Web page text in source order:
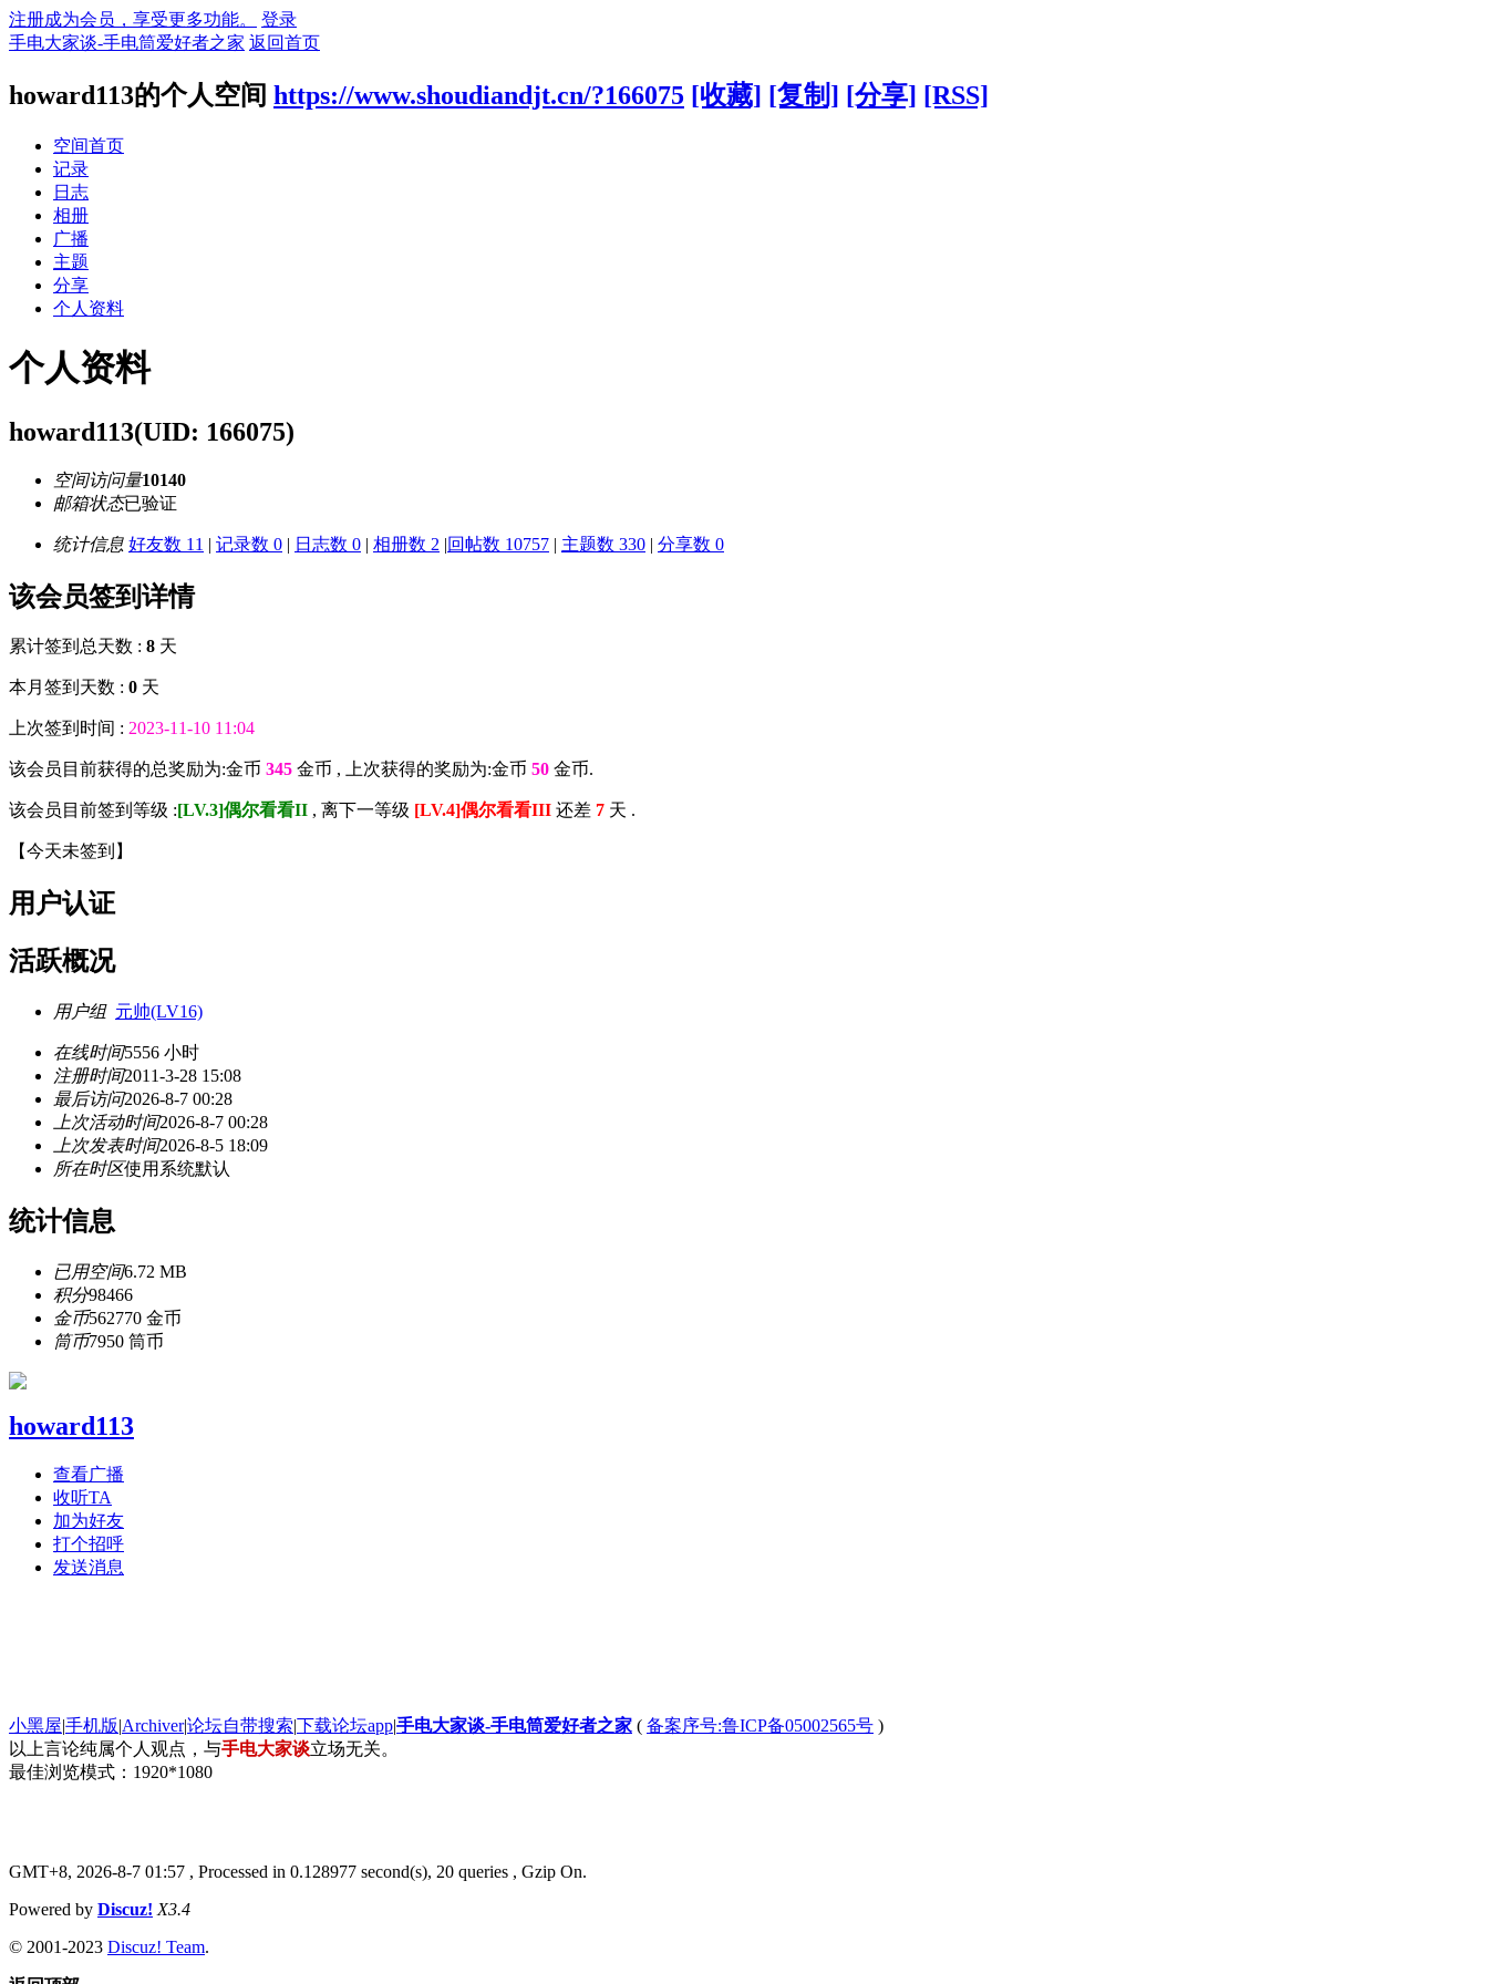
注册成为会员，享受更多功能。
登录
手电大家谈-手电筒爱好者之家 返回首页
howard113的个人空间 https://www.shoudiandjt.cn/?166075 [收藏] [复制] [分享] [RSS]
空间首页
记录
日志
相册
广播
主题
分享
个人资料
个人资料
howard113(UID: 166075)
空间访问量10140
邮箱状态已验证
统计信息 好友数 11 | 记录数 0 | 日志数 0 | 相册数 2 |回帖数 10757 | 主题数 330 | 分享数 0
该会员签到详情
累计签到总天数 : 8 天
本月签到天数 : 0 天
上次签到时间 : 2023-11-10 11:04
该会员目前获得的总奖励为:金币 345 金币 , 上次获得的奖励为:金币 50 金币.
该会员目前签到等级 :[LV.3]偶尔看看II , 离下一等级 [LV.4]偶尔看看III 还差 7 天 .
【今天未签到 】
用户认证
活跃概况
用户组 元帅(LV16)
在线时间5556 小时
注册时间2011-3-28 15:08
最后访问2026-8-7 00:28
上次活动时间2026-8-7 00:28
上次发表时间2026-8-5 18:09
所在时区使用系统默认
统计信息
已用空间6.72 MB
积分98466
金币562770 金币
筒币7950 筒币
howard113
查看广播
收听TA
加为好友
打个招呼
发送消息
小黑屋|手机版|Archiver|论坛自带搜索|下载论坛app|手电大家谈-手电筒爱好者之家 ( 备案序号:鲁ICP备05002565号 )
以上言论纯属个人观点，与手电大家谈立场无关。
最佳浏览模式：1920*1080
GMT+8, 2026-8-7 01:57 , Processed in 0.128977 second(s), 20 queries , Gzip On.
Powered by Discuz! X3.4
© 2001-2023 Discuz! Team.